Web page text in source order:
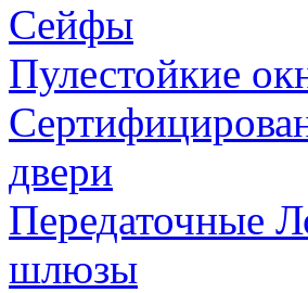
Сейфы
Пулестойкие
двери
Передаточные
шлюзы